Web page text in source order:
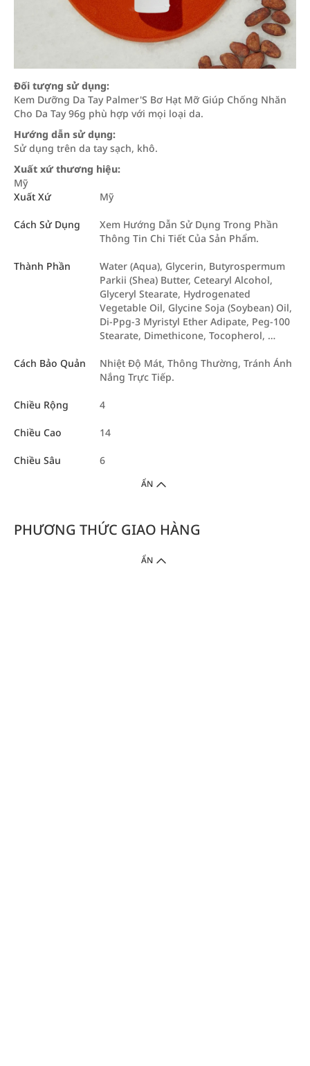
Đối tượng sử dụng:
Kem Dưỡng Da Tay Palmer'S Bơ Hạt Mỡ Giúp Chống Nhăn
Cho Da Tay 96g phù hợp với mọi loại da.
Hướng dẫn sử dụng:
Sử dụng trên da tay sạch, khô.
Xuất xứ thương hiệu:
Mỹ
Xuất Xứ
Mỹ
Cách Sử Dụng
Xem Hướng Dẫn Sử Dụng Trong Phần
Thông Tin Chi Tiết Của Sản Phẩm.
Thành Phần
Water (Aqua), Glycerin, Butyrospermum
Parkii (Shea) Butter, Cetearyl Alcohol,
Glyceryl Stearate, Hydrogenated
Vegetable Oil, Glycine Soja (Soybean) Oil,
Di-Ppg-3 Myristyl Ether Adipate, Peg-100
Stearate, Dimethicone, Tocopherol, …
Cách Bảo Quản
Nhiệt Độ Mát, Thông Thường, Tránh Ánh
Nắng Trực Tiếp.
Chiều Rộng 4
Chiều Cao 14
Chiều Sâu 6
ẨN
PHƯƠNG THỨC GIAO HÀNG
ẨN